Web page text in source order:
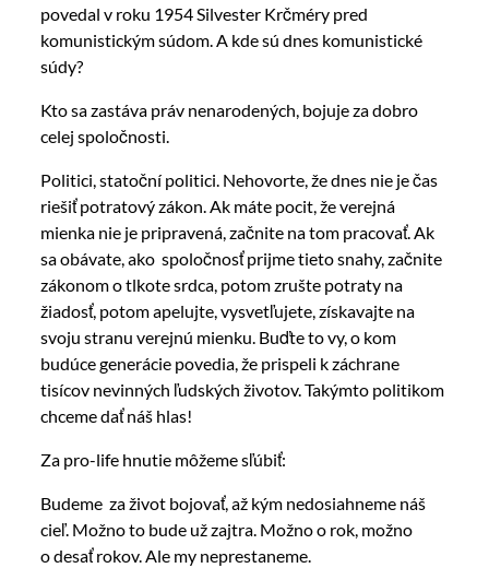
povedal v roku 1954 Silvester Krčméry pred
komunistickým súdom. A kde sú dnes komunistické
súdy?
Kto sa zastáva práv nenarodených, bojuje za dobro
celej spoločnosti.
Politici, statoční politici. Nehovorte, že dnes nie je čas
riešiť potratový zákon. Ak máte pocit, že verejná
mienka nie je pripravená, začnite na tom pracovať. Ak
sa obávate, ako spoločnosť prijme tieto snahy, začnite
zákonom o tlkote srdca, potom zrušte potraty na
žiadosť, potom apelujte, vysvetľujete, získavajte na
svoju stranu verejnú mienku. Buďte to vy, o kom
budúce generácie povedia, že prispeli k záchrane
tisícov nevinných ľudských životov. Takýmto politikom
chceme dať náš hlas!
Za pro-life hnutie môžeme sľúbiť:
Budeme za život bojovať, až kým nedosiahneme náš
cieľ. Možno to bude už zajtra. Možno o rok, možno
o desať rokov. Ale my neprestaneme.